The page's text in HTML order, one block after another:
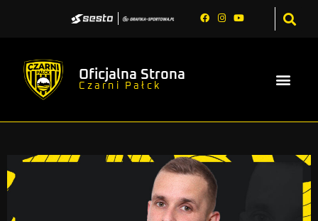
Oficjalna Strona
Czarni Pałck